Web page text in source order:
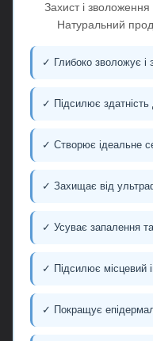
Захист і зволоження
Натуральний
✓ Глибоко зволожує і
✓ Підсилює здатність
✓ Створює ідеальне
✓ Захищає від
✓ Усуває запалення
✓ Підсилює місцевий
✓ Покращує